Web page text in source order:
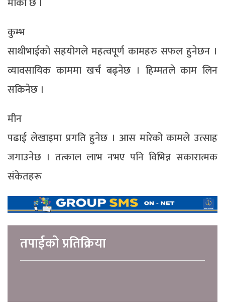
कुम्भ
साथीभाईको सहयोगले महत्वपूर्ण कामहरु सफल हुनेछन ।
व्यावसायिक काममा खर्च बढ्नेछ । हिम्मतले काम लिन
सकिनेछ ।
मीन
पढाई लेखाइमा प्रगति हुनेछ । आस मारेको कामले उत्साह
जगाउनेछ । तत्काल लाभ नभए पनि विभिन्न सकारात्मक
संकेतहरू
तपाईको प्रतिक्रिया